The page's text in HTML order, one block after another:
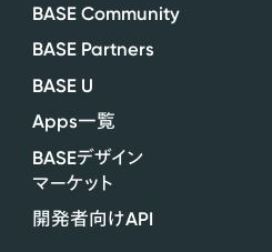
BASE Community
BASE Partners
BASE U
Apps一覧
BASEデザイン
マーケット
開発者向けAPI